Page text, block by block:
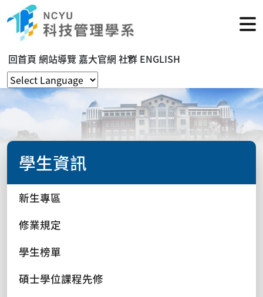
回首頁 網站導覽 嘉大官網 社群 ENGLISH
學生資訊
新生專區
修業規定
學生榜單
碩士學位課程先修